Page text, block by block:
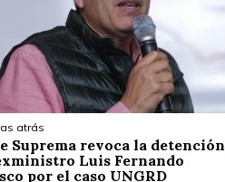
atrás
Suprema revoca la detención
Luis Fernando
por el caso UNGRD